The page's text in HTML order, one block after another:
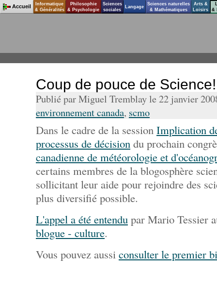
Coup de pouce de
Publié par Miguel Tremblay le 22 janvier
environnement canada, scmo
Dans le cadre de la session Implication
processus de décision du prochain
canadienne de météorologie et
certains membres de la blogosphère
sollicitant leur aide pour rejoindre des
plus diversifié possible.
L'appel a été entendu par Mario Tessier
blogue - culture.
Vous pouvez aussi consulter le premier
Accueil
Informatique
& Généralités
Philosophie
& Psychologie
Sciences
sociales
Langage
Sciences naturelles
& Mathématiques
Arts &
Loisirs
&